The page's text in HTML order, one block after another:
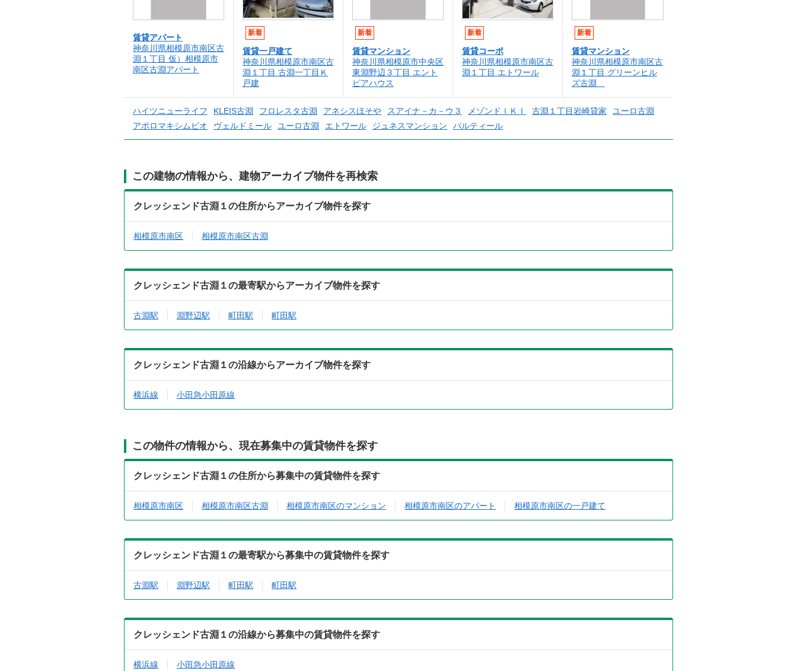
賃貸アパート
神奈川県相模原市南区古
淵１丁目 仮）相模原市
南区古淵アパート
新着
賃貸一戸建て
神奈川県相模原市南区古
淵１丁目 古淵一丁目Ｋ
戸建
新着
賃貸マンション
神奈川県相模原市中央区
東淵野辺３丁目 エント
ピアハウス
新着
賃貸コーポ
神奈川県相模原市南区古
淵１丁目 エトワール
新着
賃貸マンション
神奈川県相模原市南区古
淵１丁目 グリーンヒル
ズ古淵
ハイツニューライフ KLEIS古淵 フロレスタ古淵 アネシスほそや スアイナ－カ－ウ３ メゾンドＩＫＩ 古淵１丁目岩崎貸家
ユーロ古淵
アポロマキシムビオ
ヴェルドミール ユーロ古淵 エトワール ジュネスマンション パルティール
この建物の情報から、建物アーカイブ物件を再検索
クレッシェンド古淵１の住所からアーカイブ物件を探す
相模原市南区 相模原市南区古淵
クレッシェンド古淵１の最寄駅からアーカイブ物件を探す
古淵駅 淵野辺駅 町田駅 町田駅
クレッシェンド古淵１の沿線からアーカイブ物件を探す
横浜線 小田急小田原線
この物件の情報から、現在募集中の賃貸物件を探す
クレッシェンド古淵１の住所から募集中の賃貸物件を探す
相模原市南区 相模原市南区古淵 相模原市南区のマンション 相模原市南区のアパート 相模原市南区の一戸建て
クレッシェンド古淵１の最寄駅から募集中の賃貸物件を探す
古淵駅 淵野辺駅 町田駅 町田駅
クレッシェンド古淵１の沿線から募集中の賃貸物件を探す
横浜線 小田急小田原線